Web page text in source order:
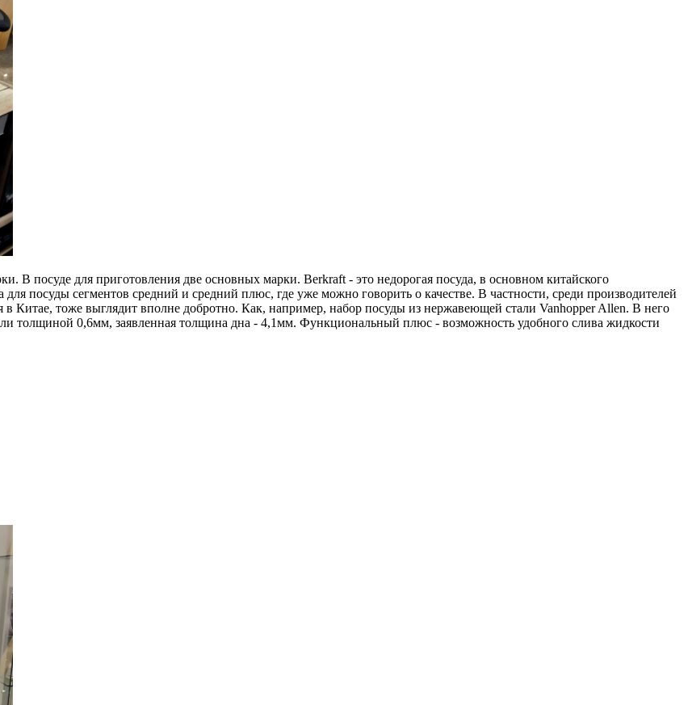
В посуде для приготовления две основных марки. Berkraft - это недорогая посуда, в основном китайского
посуды сегментов средний и средний плюс, где уже можно говорить о качестве. В частности, среди производителей
в Китае, тоже выглядит вполне добротно. Как, например, набор посуды из нержавеющей стали Vanhopper Allen. В него
толщиной 0,6мм, заявленная толщина дна - 4,1мм. Функциональный плюс - возможность удобного слива жидкости